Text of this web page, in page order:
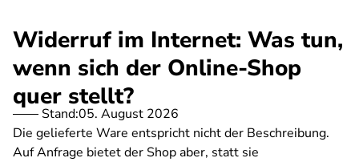
Widerruf im Internet: Was tun,
wenn sich der Online-Shop
quer stellt?
Stand:05. August 2026
Die gelieferte Ware entspricht nicht der Beschreibung.
Auf Anfrage bietet der Shop aber, statt sie